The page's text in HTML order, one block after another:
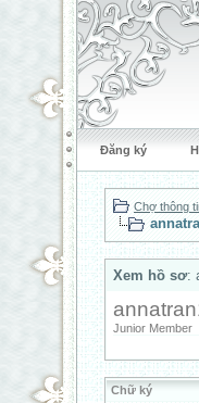
Đăng ký
Chợ thông
Xem hồ sơ:
Junior Member
Chữ ký